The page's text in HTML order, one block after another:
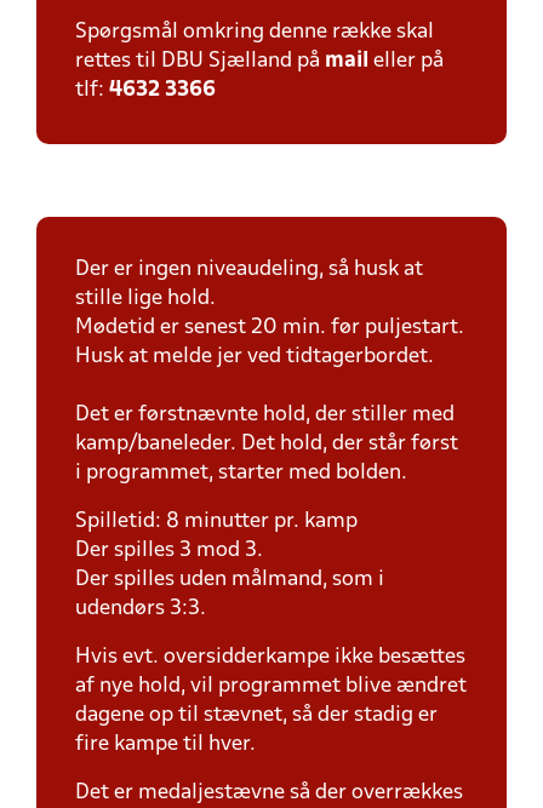
Spørgsmål omkring denne række skal
rettes til DBU Sjælland på mail eller på
tlf: 4632 3366
Der er ingen niveaudeling, så husk at
stille lige hold.
Mødetid er senest 20 min. før puljestart.
Husk at melde jer ved tidtagerbordet.
Det er førstnævnte hold, der stiller med
kamp/baneleder. Det hold, der står først
i programmet, starter med bolden.
Spilletid: 8 minutter pr. kamp
Der spilles 3 mod 3.
Der spilles uden målmand, som i
udendørs 3:3.
Hvis evt. oversidderkampe ikke besættes
af nye hold, vil programmet blive ændret
dagene op til stævnet, så der stadig er
fire kampe til hver.
Det er medaljestævne så der overrækkes